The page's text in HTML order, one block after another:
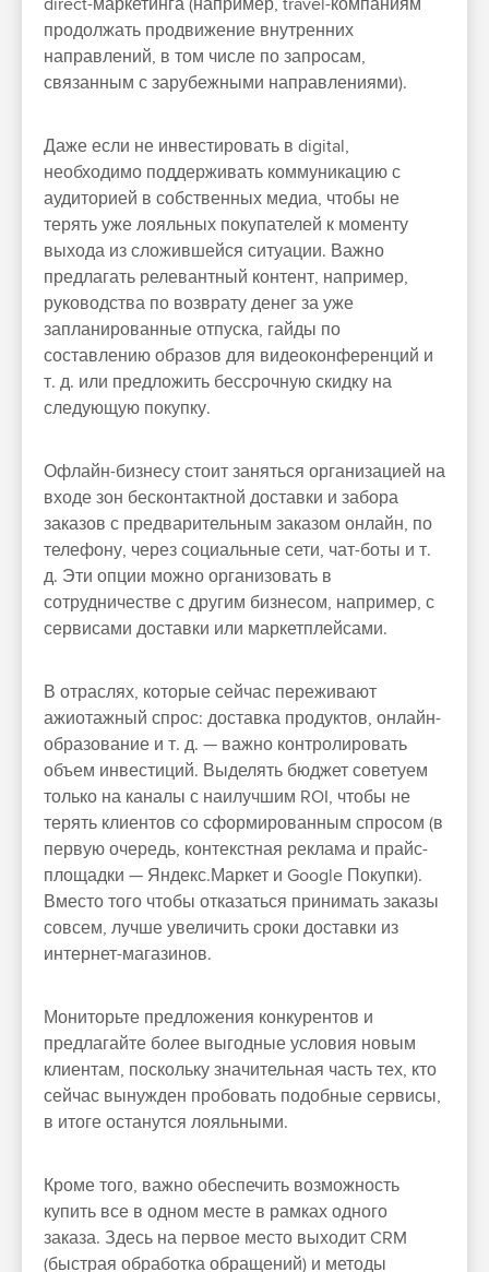
direct-маркетинга (например, travel-компаниям
продолжать продвижение внутренних
направлений, в том числе по запросам,
связанным с зарубежными направлениями).
Даже если не инвестировать в digital,
необходимо поддерживать коммуникацию с
аудиторией в собственных медиа, чтобы не
терять уже лояльных покупателей к моменту
выхода из сложившейся ситуации. Важно
предлагать релевантный контент, например,
руководства по возврату денег за уже
запланированные отпуска, гайды по
составлению образов для видеоконференций и
т. д. или предложить бессрочную скидку на
следующую покупку.
Офлайн-бизнесу стоит заняться организацией на
входе зон бесконтактной доставки и забора
заказов с предварительным заказом онлайн, по
телефону, через социальные сети, чат-боты и т.
д. Эти опции можно организовать в
сотрудничестве с другим бизнесом, например, с
сервисами доставки или маркетплейсами.
В отраслях, которые сейчас переживают
ажиотажный спрос: доставка продуктов, онлайн-
образование и т. д. — важно контролировать
объем инвестиций. Выделять бюджет советуем
только на каналы с наилучшим ROI, чтобы не
терять клиентов со сформированным спросом (в
первую очередь, контекстная реклама и прайс-
площадки — Яндекс.Маркет и Google Покупки).
Вместо того чтобы отказаться принимать заказы
совсем, лучше увеличить сроки доставки из
интернет-магазинов.
Мониторьте предложения конкурентов и
предлагайте более выгодные условия новым
клиентам, поскольку значительная часть тех, кто
сейчас вынужден пробовать подобные сервисы,
в итоге останутся лояльными.
Кроме того, важно обеспечить возможность
купить все в одном месте в рамках одного
заказа. Здесь на первое место выходит CRM
(быстрая обработка обращений) и методы